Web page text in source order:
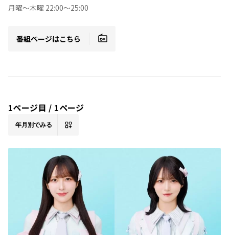
月曜〜木曜 22:00〜25:00
番組ページはこちら
1ページ目 / 1ページ